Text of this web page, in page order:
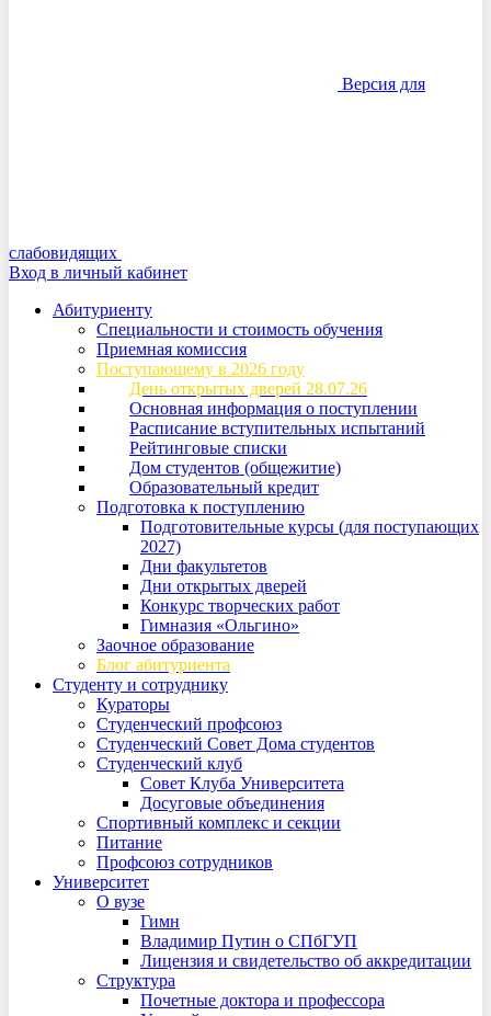
Версия для
слабовидящих
Вход в личный кабинет
Абитуриенту
Специальности и стоимость обучения
Приемная комиссия
Поступающему в 2026 году
День открытых дверей 28.07.26
Основная информация о поступлении
Расписание вступительных испытаний
Рейтинговые списки
Дом студентов (общежитие)
Образовательный кредит
Подготовка к поступлению
Подготовительные курсы (для поступающих
2027)
Дни факультетов
Дни открытых дверей
Конкурс творческих работ
Гимназия «Ольгино»
Заочное образование
Блог абитуриента
Студенту и сотруднику
Кураторы
Студенческий профсоюз
Студенческий Совет Дома студентов
Студенческий клуб
Совет Клуба Университета
Досуговые объединения
Спортивный комплекс и секции
Питание
Профсоюз сотрудников
Университет
О вузе
Гимн
Владимир Путин о СПбГУП
Лицензия и свидетельство об аккредитации
Структура
Почетные доктора и профессора